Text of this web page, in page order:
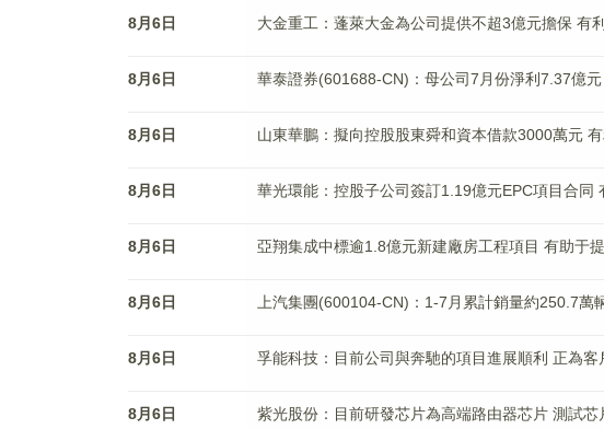
8月6日 大金重工：蓬萊大金為公司提供不超3億元擔保 有
8月6日 華泰證券(601688-CN)：母公司7月份淨利7.37億
8月6日 山東華鵬：擬向控股股東舜和資本借款3000萬元
8月6日 華光環能：控股子公司簽訂1.19億元EPC項目合同
8月6日 亞翔集成中標逾1.8億元新建廠房工程項目 有助于
8月6日 上汽集團(600104-CN)：1-7月累計銷量約250.7萬
8月6日 孚能科技：目前公司與奔馳的項目進展順利 正為客
8月6日 紫光股份：目前研發芯片為高端路由器芯片 測試